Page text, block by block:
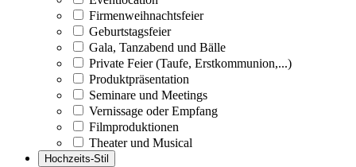
Firmenweihnachtsfeier
Geburtstagsfeier
Gala, Tanzabend und Bälle
Private Feier (Taufe, Erstkommunion,...)
Produktpräsentation
Seminare und Meetings
Vernissage oder Empfang
Filmproduktionen
Theater und Musical
Hochzeits-Stil